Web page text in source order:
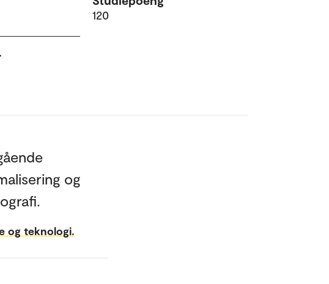
120
og
og teknologi.